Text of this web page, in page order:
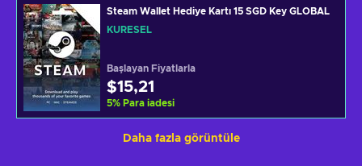
Steam Wallet Hediye Kartı 15 SGD Key GLOBAL
KÜRESEL
Başlayan Fiyatlarla
$15,21
5% Para iadesi
Daha fazla görüntüle